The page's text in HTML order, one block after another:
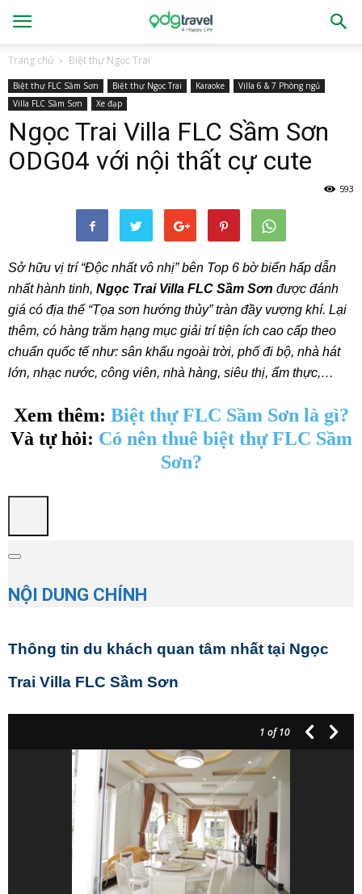
Trang chủ Biệt thự Ngọc Trai
Biệt thự FLC Sầm Sơn Biệt thự Ngọc Trai Karaoke
Villa 6 & 7 Phòng ngủ
Villa FLC Sầm Sơn
Xe đạp
Ngọc Trai Villa FLC Sầm Sơn
ODG04 với nội thất cự cute
593
Sở hữu vị trí “Độc nhất vô nhị” bên Top 6 bờ biển hấp dẫn
nhất hành tinh, Ngọc Trai Villa FLC Sầm Sơn được đánh
giá có địa thế “Tọa sơn hướng thủy” tràn đầy vượng khí. Lại
thêm, có hàng trăm hạng mục giải trí tiện ích cao cấp theo
chuẩn quốc tế như: sân khấu ngoài trời, phố đi bộ, nhà hát
lớn, nhạc nước, công viên, nhà hàng, siêu thị, ẩm thực,…
Xem thêm: Biệt thự FLC Sầm Sơn là gì?
Và tự hỏi: Có nên thuê biệt thự FLC Sầm
Sơn?
NỘI DUNG CHÍNH
Thông tin du khách quan tâm nhất tại Ngọc
Trai Villa FLC Sầm Sơn
1 of 10